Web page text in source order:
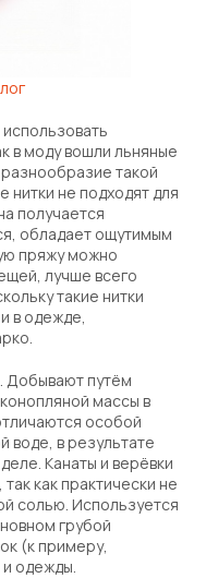
в моду вошли льняные
такой
нитки не подходят для
получается
обладает ощутимым
пряжу можно
лучше всего
такие нитки
в одежде,
Добывают путём
массы в
особой
воде, в результате
Канаты и верёвки
как практически не
солью. Используется
грубой
(к примеру,
и одежды.